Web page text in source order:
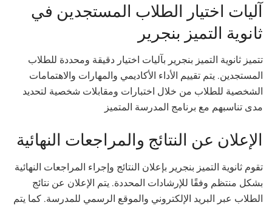
آليات اختيار الطلاب المستجدين في
ثانوية التميز بنجرير
تتميز ثانوية التميز بنجرير بآليات اختيار دقيقة ومحددة للطلاب
المستجدين. يتم تقييم الأداء الأكاديمي والمهارات والاهتمامات
الشخصية للطلاب من خلال اختبارات ومقابلات شخصية لتحديد
مدى تناسبهم مع برنامج المدرسة المتميز
الإعلان عن النتائج والمراجعات النهائية
تقوم ثانوية التميز بنجرير بإعلان النتائج وإجراء المراجعات النهائية
بشكل منتظم وفقًا للإرشادات المحددة. يتم الإعلان عن نتائج
الطلاب عبر البريد الإلكتروني والموقع الرسمي للمدرسة. كما يتم